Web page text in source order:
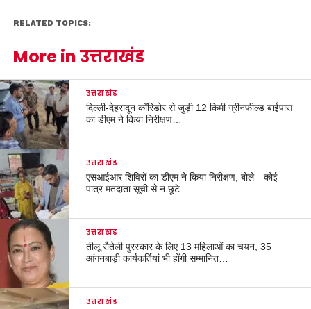
RELATED TOPICS:
More in उत्तराखंड
उत्तराखंड
दिल्ली-देहरादून कॉरिडोर से जुड़ी 12 किमी ग्रीनफील्ड बाईपास
का डीएम ने किया निरीक्षण…
उत्तराखंड
एसआईआर शिविरों का डीएम ने किया निरीक्षण, बोले—कोई
पात्र मतदाता सूची से न छूटे…
उत्तराखंड
तीलू रौतेली पुरस्कार के लिए 13 महिलाओं का चयन, 35
आंगनबाड़ी कार्यकर्तियां भी होंगी सम्मानित…
उत्तराखंड